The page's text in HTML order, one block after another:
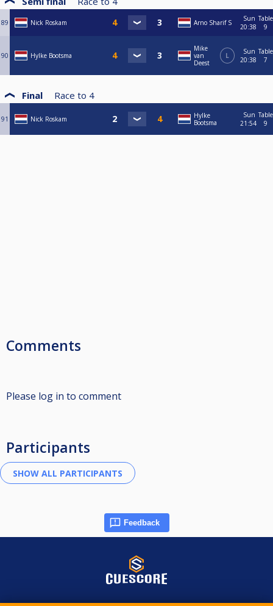
89 Nick Roskam Arno Sharif S
Sun
20:38
Table
9
90 Hylke Bootsma
Mike
van
Deest
L
Sun
20:38
Table
7
Final Race to 4
91 Nick Roskam
Hylke
Bootsma
Sun
21:54
Table
9
Comments
Please log in to comment
Participants
Feedback